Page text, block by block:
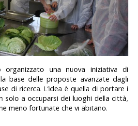
organizzato una nuova iniziativa di
base delle proposte avanzate dagli
di ricerca. L’idea è quella di portare i
solo a occuparsi dei luoghi della città,
meno fortunate che vi abitano.